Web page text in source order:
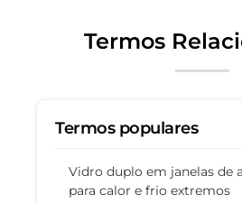
Termos
Termos populares
Vidro duplo em janelas de
para calor e frio extremos